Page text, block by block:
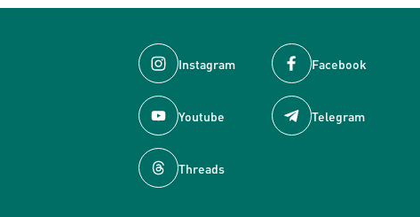
Instagram Facebook
Youtube Telegram
Threads